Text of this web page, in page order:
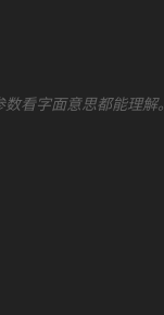
看字面意思都能理解。